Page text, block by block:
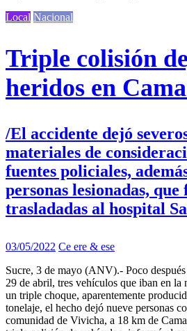
Local Nacional
Triple colisión
heridos en
/El accidente dejó
materiales de
fuentes policiales,
personas lesionadas, que
trasladadas al hospital
03/05/2022 Ce ere & ese
Sucre, 3 de mayo (ANV).- Poco
29 de abril, tres vehículos que iban en la
un triple choque, aparentemente
tonelaje, el hecho dejó nueve personas
comunidad de Vivicha, a 18 km de